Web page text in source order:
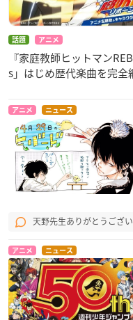
話題 アニメ
『家庭教師ヒットマン
s」はじめ歴代楽曲を完全
アニメ ニュース
天野先生ありがとうござ
アニメ ニュース